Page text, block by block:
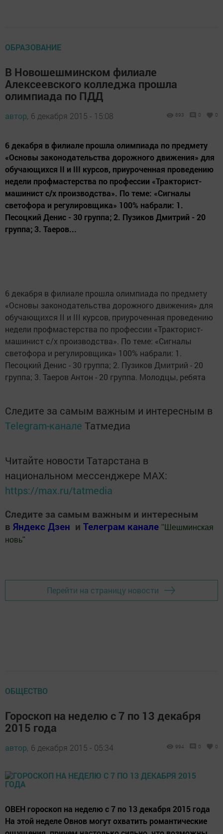
ОБРАЗОВАНИЕ
В Новошешминском филиале
Алексеевского колледжа прошла
олимпиада по ПДД
автор, 6 декабря 2015 - 15:08 893 0 0
6 декабря в филиале прошла олимпиада по предмету
«Основы законодательства дорожного движения» для
обучающихся II и III курсов, приуроченная проведению
недели профмастерства по профессии «Тракторист-
машинист с/х производства». По теме: «Сигналы
светофора и регулировщика» 100% набрали: 1.
Песоцкий Денис - 30 группа; 2. Пузиков Дмитрий - 20
группа; 3. Таеров...
6 декабря в филиале прошла олимпиада по предмету
«Основы законодательства дорожного движения» для
обучающихся II и III курсов, приуроченная проведению
недели профмастерства по профессии «Тракторист-
машинист с/х производства». По теме: «Сигналы
светофора и регулировщика» 100% набрали: 1.
Песоцкий Денис - 30 группа; 2. Пузиков Дмитрий - 20
группа; 3. Таеров Антон - 20 группа. Молодцы, ребята
Следите за самым важным и интересным в
Telegram-канале Татмедиа
Читайте новости Татарстана в
национальном мессенджере MАХ:
https://max.ru/tatmedia
Следите за самым важным и интересным
в Яндекс Дзен и Телеграм канале " Шешминская
новь"
Перейти на страницу новости
ОБЩЕСТВО
Гороскоп на неделю с 7 по 13 декабря
2015 года
автор, 6 декабря 2015 - 05:34 994 0 0
ОВЕН гороскоп на неделю с 7 по 13 декабря 2015 года
На этой неделе Овнов могут охватить романтические